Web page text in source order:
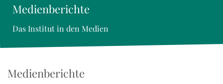
Medienberichte
Das Institut in den Medien
Medienberichte